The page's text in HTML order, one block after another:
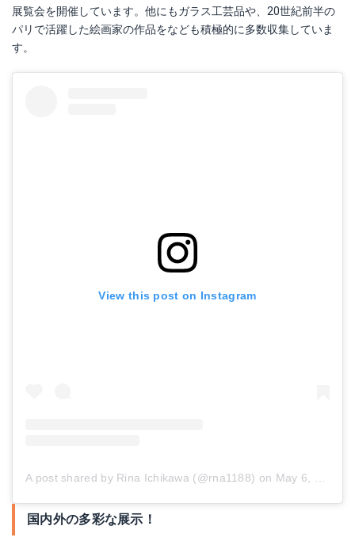
展覧会を開催しています。他にもガラス工芸品や、20世紀前半の
パリで活躍した絵画家の作品をなども積極的に多数収集していま
す。
View this post on Instagram
A post shared by Rina Ichikawa (@rna1188) on May 6, 2018 at 6:24am PDT
国内外の多彩な展示！